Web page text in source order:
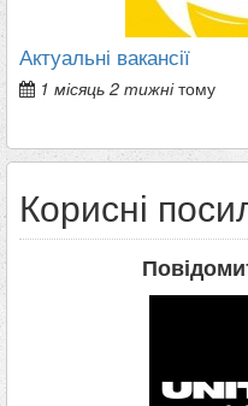
Актуальні вакансії
1 місяць 2 тижнітому
Корисні